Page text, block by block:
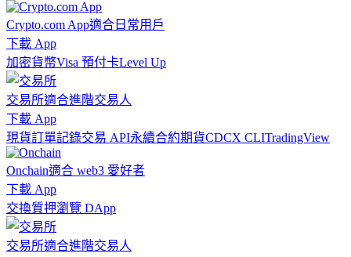
Crypto.com App適合日常用戶
下載 App
加密貨幣Visa 預付卡Level Up
交易所適合進階交易人
下載 App
現貨訂單記錄交易 API永續合約期貨CDCX CLITradingView
Onchain適合 web3 愛好者
下載 App
交換質押瀏覽 DApp
交易所適合進階交易人